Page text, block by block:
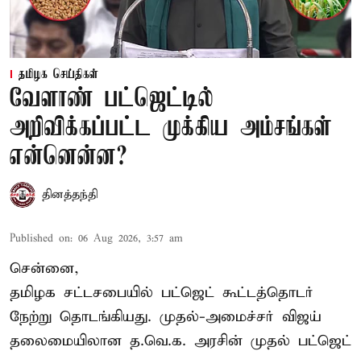
தமிழக செய்திகள்
வேளாண் பட்ஜெட்டில்
அறிவிக்கப்பட்ட முக்கிய அம்சங்கள்
என்னென்ன?
தினத்தந்தி
Published on: 06 Aug 2026, 3:57 am
சென்னை,
தமிழக சட்டசபையில் பட்ஜெட் கூட்டத்தொடர்
நேற்று தொடங்கியது. முதல்-அமைச்சர் விஜய்
தலைமையிலான த.வெ.க. அரசின் முதல் பட்ஜெட்